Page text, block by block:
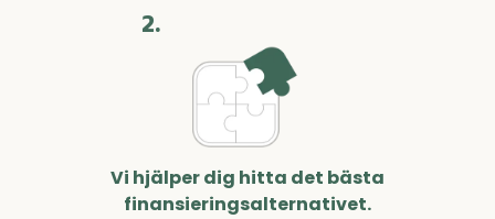
2.
Vi hjälper dig hitta det bästa
finansieringsalternativet.